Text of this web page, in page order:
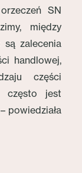
SN
między
są zalecenia
handlowej,
części
często jest
powiedziała